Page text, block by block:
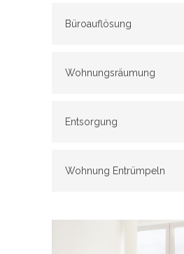
Büroauflösung
Wohnungsräumung
Entsorgung
Wohnung Entrümpeln